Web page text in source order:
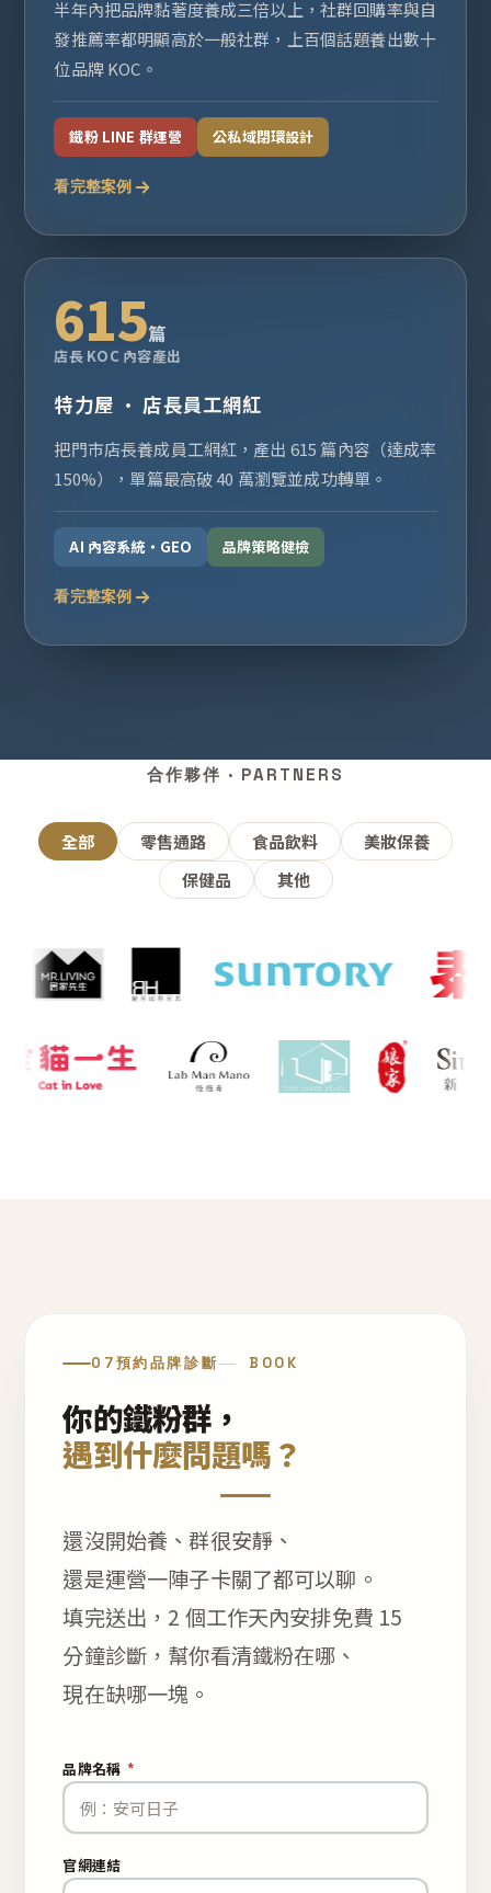
半年內把品牌黏著度養成三倍以上，社群回購率與自
發推薦率都明顯高於一般社群，上百個話題養出數十
位品牌 KOC。
鐵粉 LINE 群運營 公私域閉環設計
看完整案例
615篇
店長 KOC 內容產出
特力屋 · 店長員工網紅
把門市店長養成員工網紅，產出 615 篇內容（達成率
150%），單篇最高破 40 萬瀏覽並成功轉單。
AI 內容系統・GEO 品牌策略健檢
看完整案例
合作夥伴 · PARTNERS
全部 零售通路 食品飲料
美妝保養
保健品
其他
07預約品牌診斷 BOOK
你的鐵粉群，
遇到什麼問題嗎？
還沒開始養、群很安靜、
還是運營一陣子卡關了都可以聊。
填完送出，2 個工作天內安排免費 15
分鐘診斷，幫你看清鐵粉在哪、
現在缺哪一塊。
品牌名稱 *
官網連結